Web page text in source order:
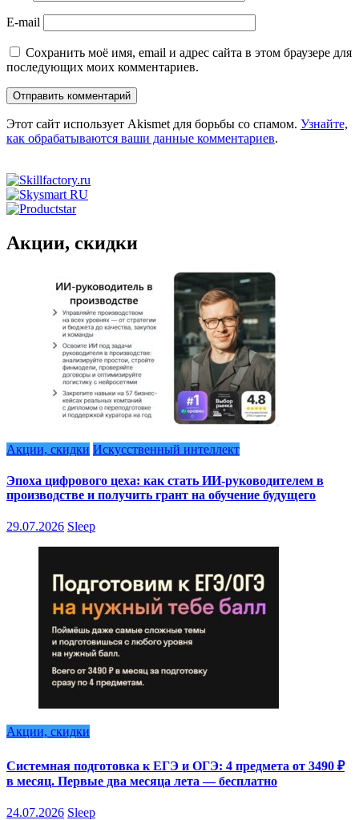
E-mail
Сохранить моё имя, email и адрес сайта в этом браузере для
последующих моих комментариев.
Этот сайт использует Akismet для борьбы со спамом. Узнайте,
как обрабатываются ваши данные комментариев.
Акции, скидки
Акции, скидки Искусственный интеллект
Эпоха цифрового цеха: как стать ИИ-руководителем в
производстве и получить грант на обучение будущего
29.07.2026 Sleep
Акции, скидки
Системная подготовка к ЕГЭ и ОГЭ: 4 предмета от 3490 ₽
в месяц. Первые два месяца лета — бесплатно
24.07.2026 Sleep